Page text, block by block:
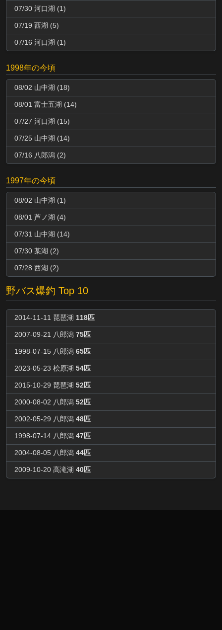
07/30 河口湖 (1)
07/19 西湖 (5)
07/16 河口湖 (1)
1998年の今頃
08/02 山中湖 (18)
08/01 富士五湖 (14)
07/27 河口湖 (15)
07/25 山中湖 (14)
07/16 八郎潟 (2)
1997年の今頃
08/02 山中湖 (1)
08/01 芦ノ湖 (4)
07/31 山中湖 (14)
07/30 某湖 (2)
07/28 西湖 (2)
野バス爆釣 Top 10
2014-11-11 琵琶湖 118匹
2007-09-21 八郎潟 75匹
1998-07-15 八郎潟 65匹
2023-05-23 桧原湖 54匹
2015-10-29 琵琶湖 52匹
2000-08-02 八郎潟 52匹
2002-05-29 八郎潟 48匹
1998-07-14 八郎潟 47匹
2004-08-05 八郎潟 44匹
2009-10-20 高滝湖 40匹